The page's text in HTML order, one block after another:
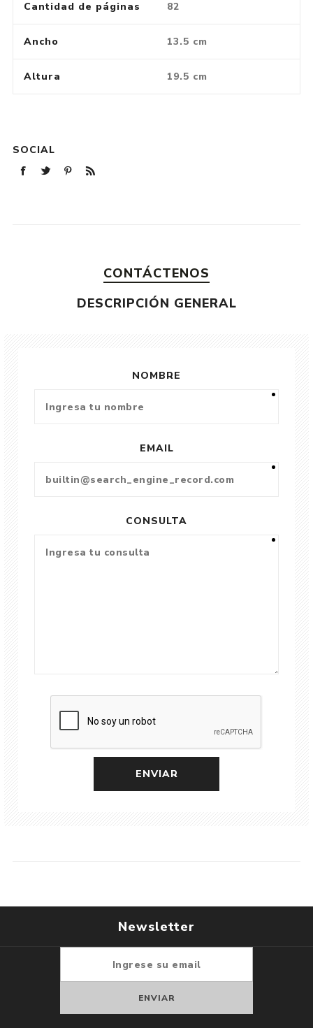
Cantidad de páginas 82
Ancho 13.5 cm
Altura 19.5 cm
SOCIAL
CONTÁCTENOS
DESCRIPCIÓN GENERAL
NOMBRE
EMAIL
CONSULTA
Newsletter